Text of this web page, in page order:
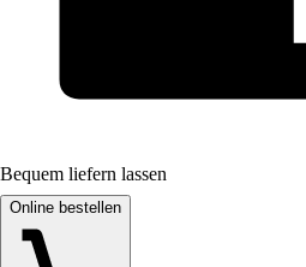
Bequem liefern lassen
Online bestellen